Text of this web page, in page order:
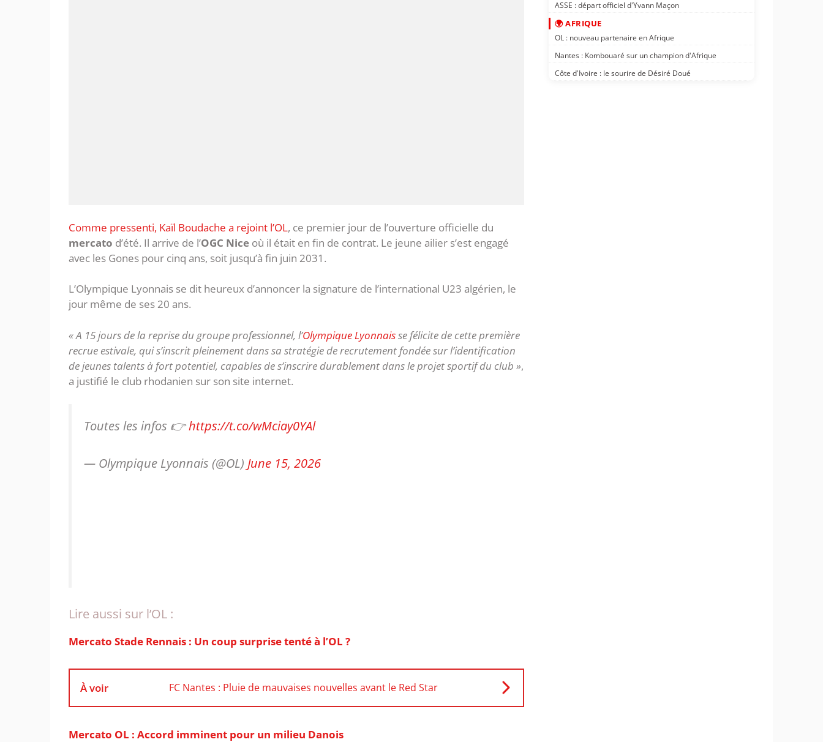
Comme pressenti, Kaïl Boudache a rejoint l’OL, ce premier jour de l’ouverture officielle du
mercato d’été. Il arrive de l’OGC Nice où il était en fin de contrat. Le jeune ailier s’est engagé
avec les Gones pour cinq ans, soit jusqu’à fin juin 2031.
L’Olympique Lyonnais se dit heureux d’annoncer la signature de l’international U23 algérien, le
jour même de ses 20 ans.
« A 15 jours de la reprise du groupe professionnel, l’Olympique Lyonnaisse félicite de cette première
recrue estivale, qui s’inscrit pleinement dans sa stratégie de recrutement fondée sur l’identification
de jeunes talents à fort potentiel, capables de s’inscrire durablement dans le projet sportif du club »,
a justifié le club rhodanien sur son site internet.
Toutes les infos 👉https://t.co/wMciay0YAl
— Olympique Lyonnais (@OL) June 15, 2026
Lire aussi sur l’OL :
Mercato Stade Rennais : Un coup surprise tenté à l’OL ?
À voir FC Nantes : Pluie de mauvaises nouvelles avant le Red Star
Mercato OL : Accord imminent pour un milieu Danois
ASSE : départ officiel d'Yvann Maçon
🌍 AFRIQUE
OL : nouveau partenaire en Afrique
Nantes : Kombouaré sur un champion d'Afrique
Côte d'Ivoire : le sourire de Désiré Doué